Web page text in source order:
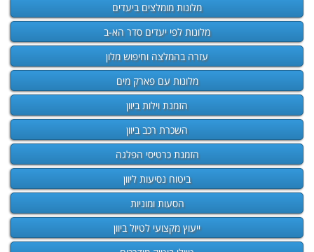
מלונות מומלצים ביעדים
מלונות לפי יעדים סדר הא-ב
עזרה בהמלצה וחיפוש מלון
מלונות עם פארק מים
הזמנת וילות ביוון
השכרת רכב ביוון
הזמנת כרטיסי הפלגה
ביטוח נסיעות ליוון
הסעות ומוניות
ייעוץ מקצועי לטיול ביוון